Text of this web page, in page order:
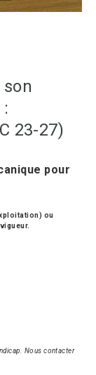
23-27)
pour
ou
Nous contacter